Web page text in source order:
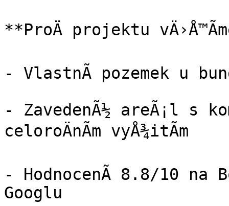
**ProÄ projektu
- VlastnÃ­ pozemek u
- ZavedenÃ½ areÃ¡l s
celoroÄnÃ­m vyÅ¾itÃ­m
- HodnocenÃ­ 8.8/10 na
Googlu